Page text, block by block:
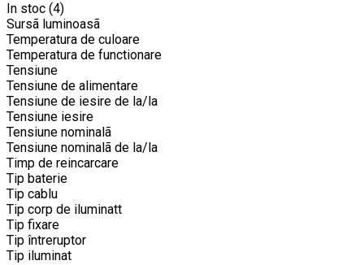
In stoc (4)
Sursã luminoasã
Temperatura de culoare
Temperatura de functionare
Tensiune
Tensiune de alimentare
Tensiune de iesire de la/la
Tensiune iesire
Tensiune nominalã
Tensiune nominalã de la/la
Timp de reincarcare
Tip baterie
Tip cablu
Tip corp de iluminatt
Tip fixare
Tip întreruptor
Tip iluminat